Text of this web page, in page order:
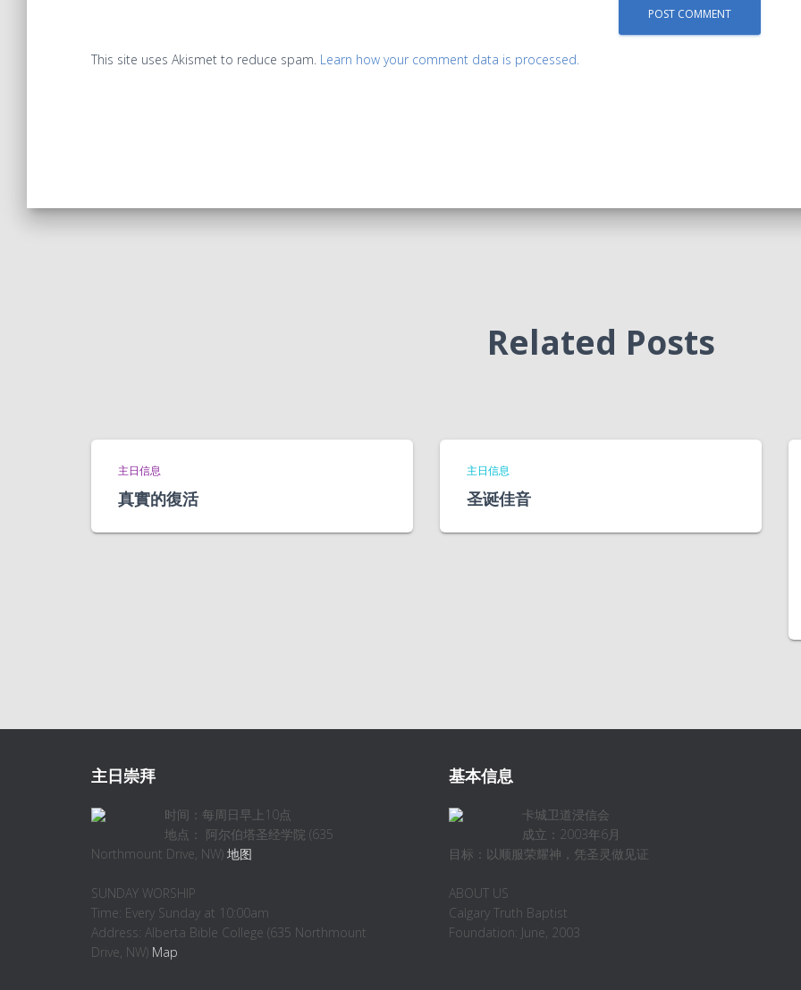
This site uses Akismet to reduce spam. Learn how your comment data is processed.
Related Posts
主日信息
真實的復活
主日信息
圣诞佳音
主日崇拜
时间：每周日早上10点
地点： 阿尔伯塔圣经学院 (635
Northmount Drive, NW) 地图
SUNDAY WORSHIP
Time: Every Sunday at 10:00am
Address: Alberta Bible College (635 Northmount
Drive, NW) Map
基本信息
卡城卫道浸信会
成立：2003年6月
目标：以顺服荣耀神，凭圣灵做见证
ABOUT US
Calgary Truth Baptist
Foundation: June, 2003